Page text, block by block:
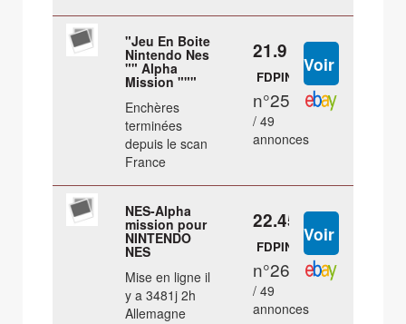
"Jeu En Boite
Nintendo Nes
"" Alpha
Mission """
Enchères
terminées
depuis le scan
France
21.9 €
FDPIN
n°25
/ 49
annonces
NES-Alpha
mission pour
NINTENDO
NES
Mise en ligne il
y a 3481j 2h
Allemagne
22.45 €
FDPIN
n°26
/ 49
annonces